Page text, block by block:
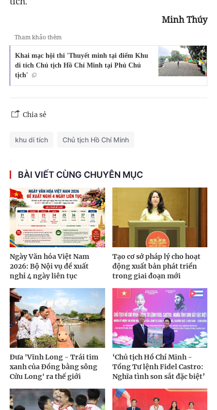
Minh Thúy
Tham khảo thêm
Khai mạc hội thi 'Thuyết minh tại điểm Khu
di tích Chủ tịch Hồ Chí Minh tại Phủ Chủ
tịch'
Chia sẻ
khu di tích Chủ tịch Hồ Chí Minh
BÀI VIẾT CÙNG CHUYÊN MỤC
Ngày Văn hóa Việt Nam
2026: Bộ Nội vụ đề xuất
nghỉ 4 ngày liên tục
Tạo cơ sở pháp lý cho hoạt
động xuất bản phát triển
trong giai đoạn mới
Đưa 'Vĩnh Long - Trái tim
xanh của Đồng bằng sông
Cửu Long' ra thế giới
‘Chủ tịch Hồ Chí Minh -
Tổng Tư lệnh Fidel Castro:
Nghĩa tình son sắt đặc biệt’